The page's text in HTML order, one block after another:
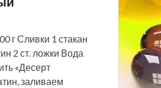
г Сливки 1 стакан
2 ст. ложки Вода
«Десерт
заливаем